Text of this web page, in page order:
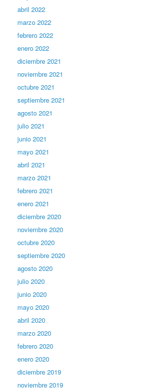
abril 2022
marzo 2022
febrero 2022
enero 2022
diciembre 2021
noviembre 2021
octubre 2021
septiembre 2021
agosto 2021
julio 2021
junio 2021
mayo 2021
abril 2021
marzo 2021
febrero 2021
enero 2021
diciembre 2020
noviembre 2020
octubre 2020
septiembre 2020
agosto 2020
julio 2020
junio 2020
mayo 2020
abril 2020
marzo 2020
febrero 2020
enero 2020
diciembre 2019
noviembre 2019